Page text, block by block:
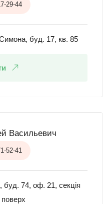
29-44
буд. 17, кв. 85
Васильевич
52-41
буд. 74, оф. 21, секція